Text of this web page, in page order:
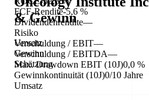
FCF-Rendite-5,6 %
Dividendenrendite—
Risiko
Verschuldung / EBIT—
Verschuldung / EBITDA—
Max. Drawdown EBIT (10J)0,0 %
Gewinnkontinuität (10J)0/10 Jahre
Umsatz
& Gewinn
Umsatz
Gewinn
Schätzung